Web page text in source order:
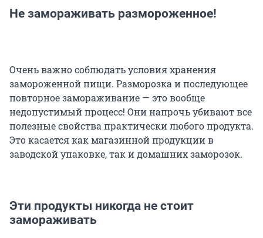
Не замораживать размороженное!
Очень важно соблюдать условия хранения
замороженной пищи. Разморозка и последующее
повторное замораживание — это вообще
недопустимый процесс! Они напрочь убивают все
полезные свойства практически любого продукта.
Это касается как магазинной продукции в
заводской упаковке, так и домашних заморозок.
Эти продукты никогда не стоит
замораживать